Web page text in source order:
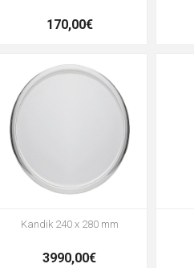
170,00€
Kandik 240 x 280 mm
3990,00€